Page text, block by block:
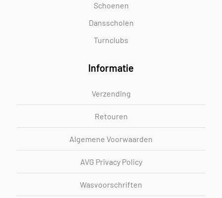
Schoenen
Dansscholen
Turnclubs
Informatie
Verzending
Retouren
Algemene Voorwaarden
AVG Privacy Policy
Wasvoorschriften